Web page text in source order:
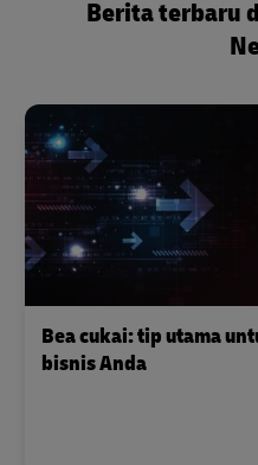
Berita terbaru
Bea cukai: tip utama
bisnis Anda